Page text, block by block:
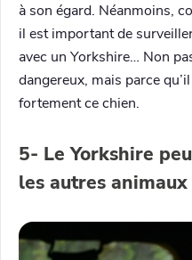
à son égard. Néanmoins,
il est important de
avec un Yorkshire… Non
dangereux, mais parce
fortement ce chien.
5- Le Yorkshire
les autres animaux